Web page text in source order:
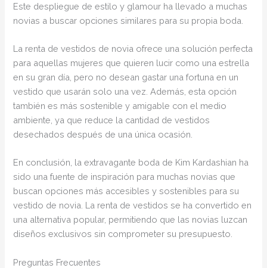
Este despliegue de estilo y glamour ha llevado a muchas
novias a buscar opciones similares para su propia boda.
La renta de vestidos de novia ofrece una solución perfecta
para aquellas mujeres que quieren lucir como una estrella
en su gran día, pero no desean gastar una fortuna en un
vestido que usarán solo una vez. Además, esta opción
también es más sostenible y amigable con el medio
ambiente, ya que reduce la cantidad de vestidos
desechados después de una única ocasión.
En conclusión, la extravagante boda de Kim Kardashian ha
sido una fuente de inspiración para muchas novias que
buscan opciones más accesibles y sostenibles para su
vestido de novia. La renta de vestidos se ha convertido en
una alternativa popular, permitiendo que las novias luzcan
diseños exclusivos sin comprometer su presupuesto.
Preguntas Frecuentes